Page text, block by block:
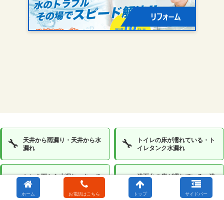
🔧
天井から雨漏り・天井から水
漏れ
🔧
トイレの床が濡れている・ト
イレタンク水漏れ
🔧 シンク下から水漏れ・キッチ
ン床から水漏れ
🔧 洗面台の床が濡れている・洗
面台下から水漏れ
ホーム お電話はこちら トップ サイドバー